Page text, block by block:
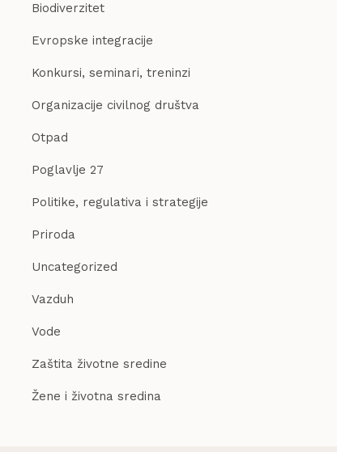
Biodiverzitet
Evropske integracije
Konkursi, seminari, treninzi
Organizacije civilnog društva
Otpad
Poglavlje 27
Politike, regulativa i strategije
Priroda
Uncategorized
Vazduh
Vode
Zaštita životne sredine
Žene i životna sredina